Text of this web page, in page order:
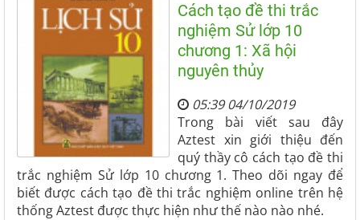
Cách tạo đề thi trắc
nghiệm Sử lớp 10
chương 1: Xã hội
nguyên thủy
05:39 04/10/2019
Trong bài viết sau đây
Aztest xin giới thiệu đến
quý thầy cô cách tạo đề thi
trắc nghiệm Sử lớp 10 chương 1. Theo dõi ngay để
biết được cách tạo đề thi trắc nghiệm online trên hệ
thống Aztest được thực hiện như thế nào nào nhé.